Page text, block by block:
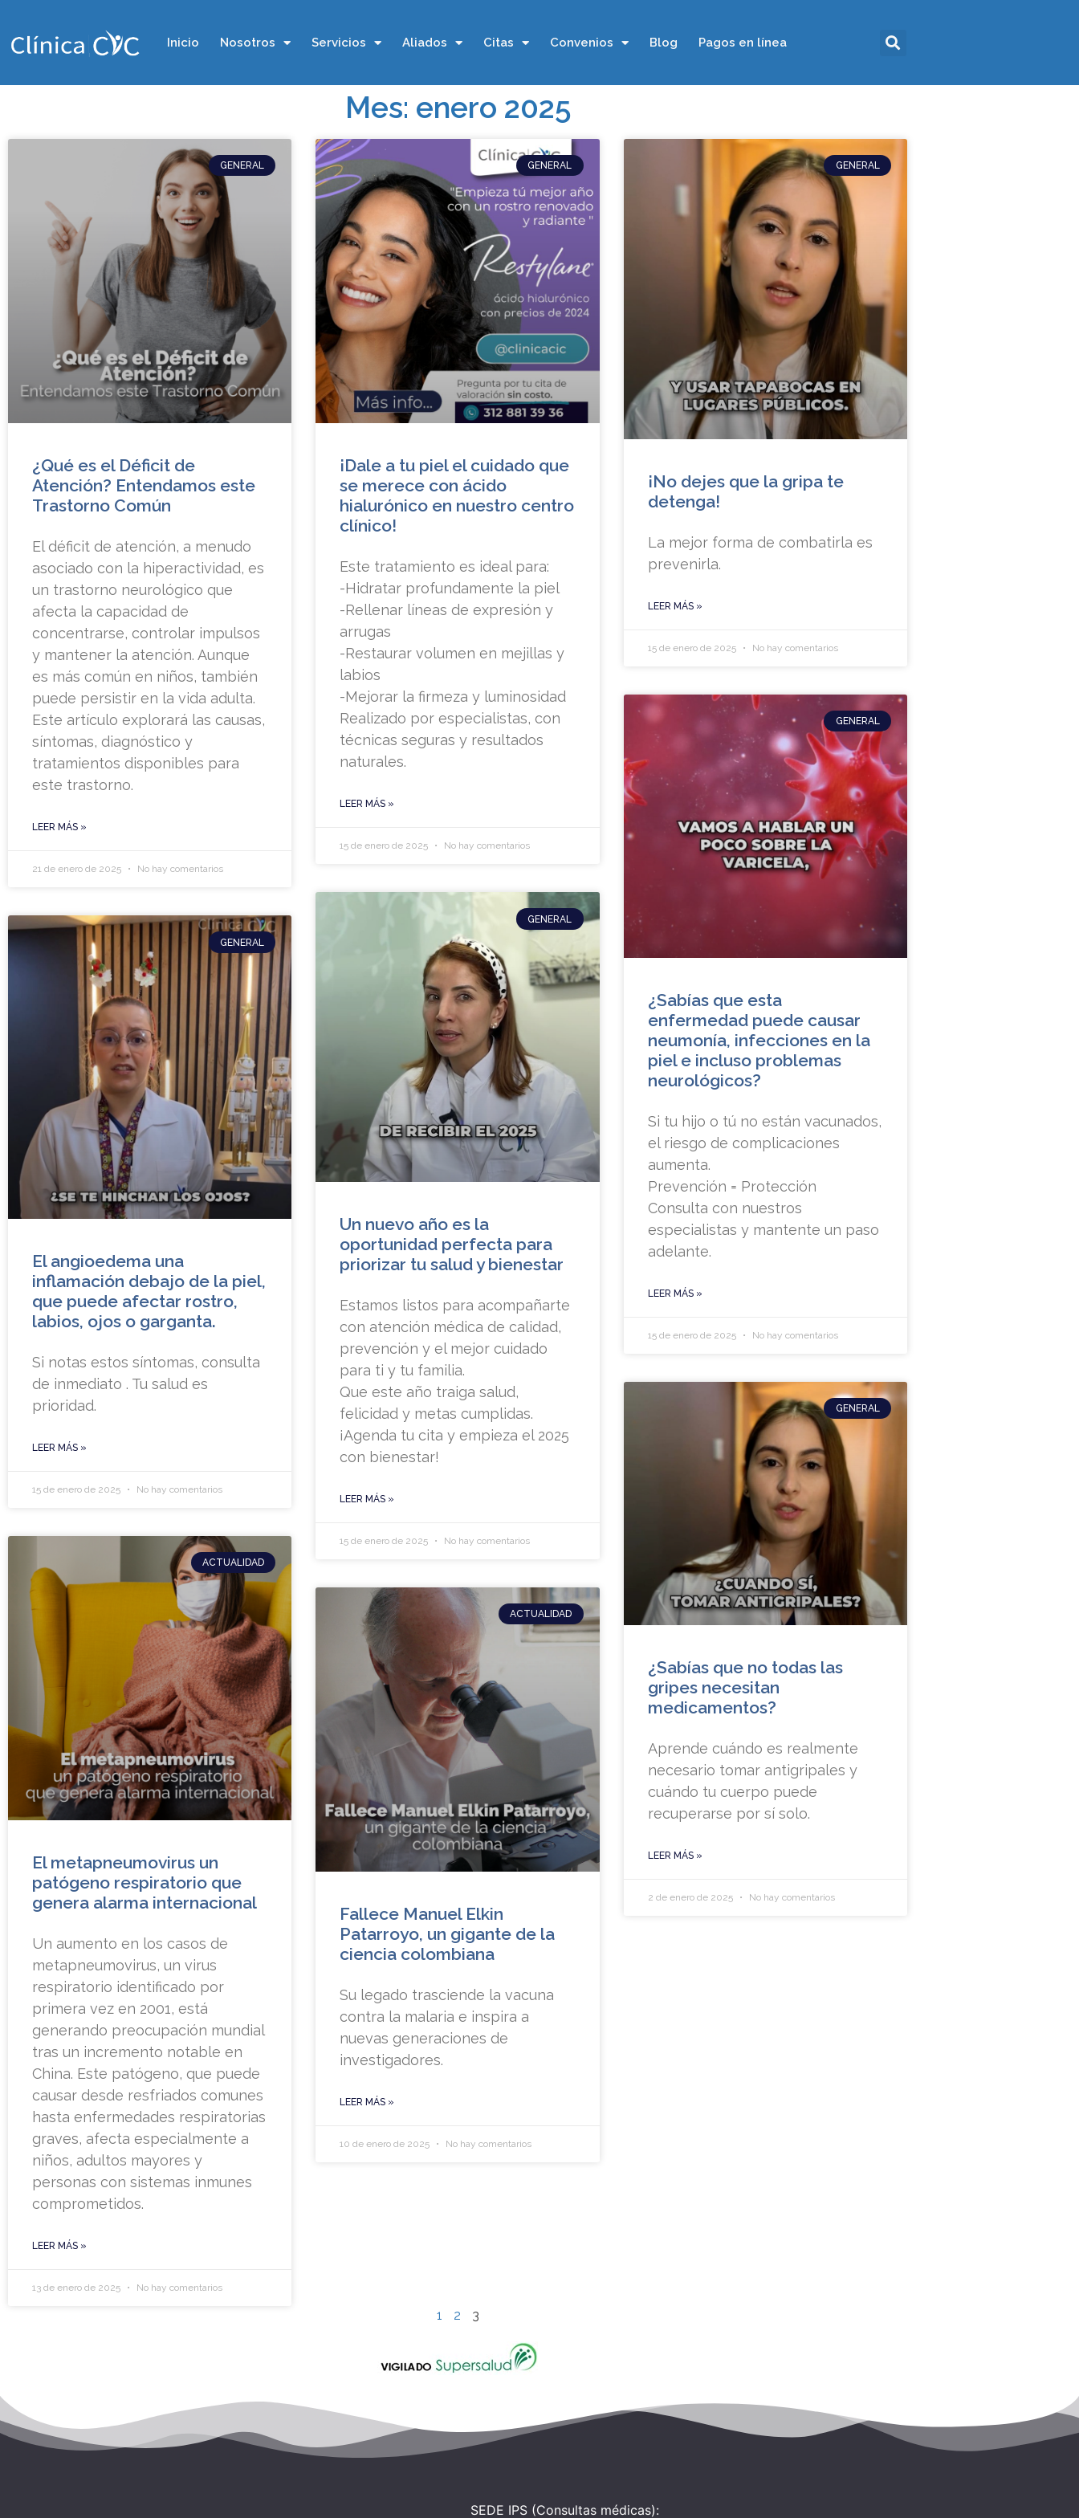
Inicio Nosotros Servicios Aliados Citas Convenios Blog Pagos en línea
Mes: enero 2025
GENERAL
¿Qué es el Déficit de
Atención? Entendamos este
Trastorno Común
El déficit de atención, a menudo
asociado con la hiperactividad, es
un trastorno neurológico que
afecta la capacidad de
concentrarse, controlar impulsos
y mantener la atención. Aunque
es más común en niños, también
puede persistir en la vida adulta.
Este artículo explorará las causas,
síntomas, diagnóstico y
tratamientos disponibles para
este trastorno.
LEER MÁS »
21 de enero de 2025 No hay comentarios
GENERAL
¡Dale a tu piel el cuidado que
se merece con ácido
hialurónico en nuestro centro
clínico!
Este tratamiento es ideal para:
-Hidratar profundamente la piel
-Rellenar líneas de expresión y
arrugas
-Restaurar volumen en mejillas y
labios
-Mejorar la firmeza y luminosidad
Realizado por especialistas, con
técnicas seguras y resultados
naturales.
LEER MÁS »
15 de enero de 2025 No hay comentarios
GENERAL
¡No dejes que la gripa te
detenga!
La mejor forma de combatirla es
prevenirla.
LEER MÁS »
15 de enero de 2025 No hay comentarios
GENERAL
El angioedema una
inflamación debajo de la piel,
que puede afectar rostro,
labios, ojos o garganta.
Si notas estos síntomas, consulta
de inmediato . Tu salud es
prioridad.
LEER MÁS »
15 de enero de 2025 No hay comentarios
GENERAL
Un nuevo año es la
oportunidad perfecta para
priorizar tu salud y bienestar
Estamos listos para acompañarte
con atención médica de calidad,
prevención y el mejor cuidado
para ti y tu familia.
Que este año traiga salud,
felicidad y metas cumplidas.
¡Agenda tu cita y empieza el 2025
con bienestar!
LEER MÁS »
15 de enero de 2025 No hay comentarios
GENERAL
¿Sabías que esta
enfermedad puede causar
neumonía, infecciones en la
piel e incluso problemas
neurológicos?
Si tu hijo o tú no están vacunados,
el riesgo de complicaciones
aumenta.
Prevención = Protección
Consulta con nuestros
especialistas y mantente un paso
adelante.
LEER MÁS »
15 de enero de 2025 No hay comentarios
ACTUALIDAD
El metapneumovirus un
patógeno respiratorio que
genera alarma internacional
Un aumento en los casos de
metapneumovirus, un virus
respiratorio identificado por
primera vez en 2001, está
generando preocupación mundial
tras un incremento notable en
China. Este patógeno, que puede
causar desde resfriados comunes
hasta enfermedades respiratorias
graves, afecta especialmente a
niños, adultos mayores y
personas con sistemas inmunes
comprometidos.
LEER MÁS »
13 de enero de 2025 No hay comentarios
ACTUALIDAD
Fallece Manuel Elkin
Patarroyo, un gigante de la
ciencia colombiana
Su legado trasciende la vacuna
contra la malaria e inspira a
nuevas generaciones de
investigadores.
LEER MÁS »
10 de enero de 2025 No hay comentarios
GENERAL
¿Sabías que no todas las
gripes necesitan
medicamentos?
Aprende cuándo es realmente
necesario tomar antigripales y
cuándo tu cuerpo puede
recuperarse por sí solo.
LEER MÁS »
2 de enero de 2025 No hay comentarios
1 2 3
SEDE IPS (Consultas médicas):